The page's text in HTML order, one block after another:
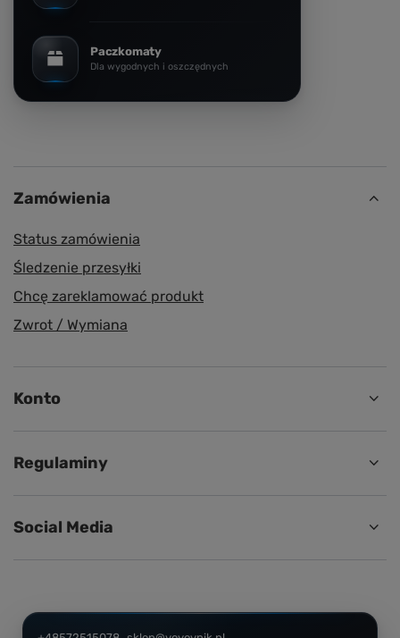
Paczkomaty
Dla wygodnych i oszczędnych
Zamówienia
Status zamówienia
Śledzenie przesyłki
Chcę zareklamować produkt
Zwrot / Wymiana
Konto
Regulaminy
Social Media